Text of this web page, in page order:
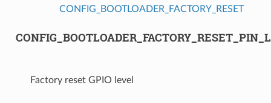
CONFIG_BOOTLOADER_FACTORY_RESET
Factory reset GPIO level